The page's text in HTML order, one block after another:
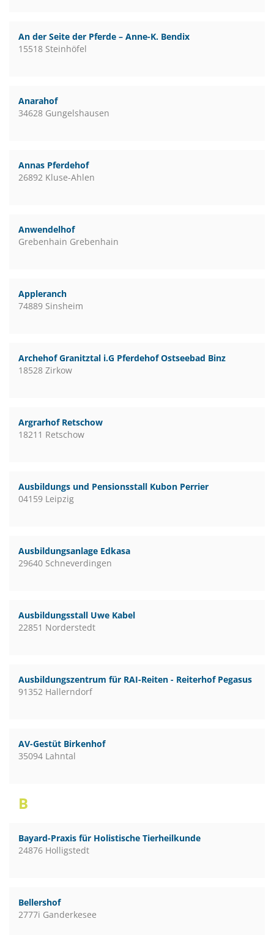
An der Seite der Pferde – Anne-K. Bendix
15518 Steinhöfel
Anarahof
34628 Gungelshausen
Annas Pferdehof
26892 Kluse-Ahlen
Anwendelhof
Grebenhain Grebenhain
Appleranch
74889 Sinsheim
Archehof Granitztal i.G Pferdehof Ostseebad Binz
18528 Zirkow
Argrarhof Retschow
18211 Retschow
Ausbildungs und Pensionsstall Kubon Perrier
04159 Leipzig
Ausbildungsanlage Edkasa
29640 Schneverdingen
Ausbildungsstall Uwe Kabel
22851 Norderstedt
Ausbildungszentrum für RAI-Reiten - Reiterhof Pegasus
91352 Hallerndorf
AV-Gestüt Birkenhof
35094 Lahntal
B
Bayard-Praxis für Holistische Tierheilkunde
24876 Holligstedt
Bellershof
2777i Ganderkesee